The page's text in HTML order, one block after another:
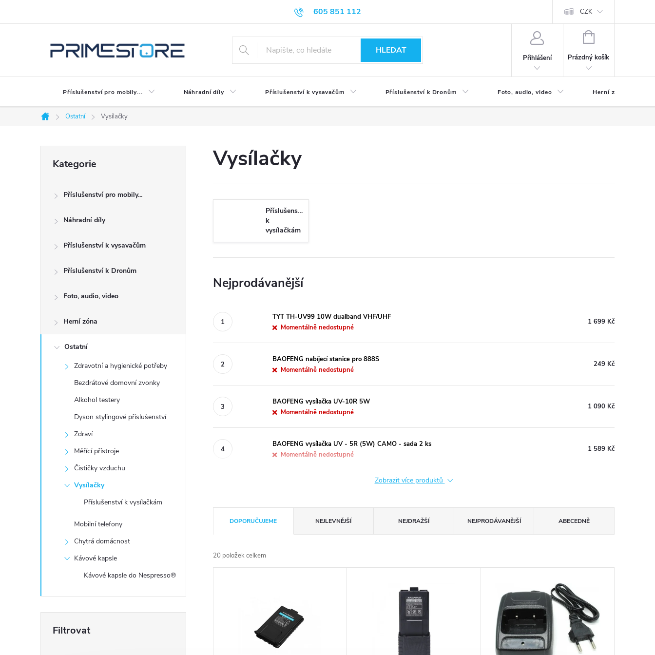
605 851 112 CZK
HLEDAT
Přihlášení
NÁKUPNÍ
Prázdný košík
Příslušenství pro mobily... Náhradní díly Příslušenství k vysavačům Příslušenství k Dronům Foto, audio, video Herní zóna
Domů
Ostatní Vysílačky
n
kategorie
Kategorie
Příslušenství pro mobily...
Náhradní díly
Příslušenství k vysavačům
Příslušenství k Dronům
Foto, audio, video
Herní zóna
Ostatní
Zdravotní a hygienické potřeby
Bezdrátové domovní zvonky
Alkohol testery
Dyson stylingové příslušenství
Zdraví
Měřící přístroje
Čističky vzduchu
Vysílačky
Příslušenství k vysílačkám
Mobilní telefony
Chytrá domácnost
Kávové kapsle
Kávové kapsle do Nespresso®
Vysílačky
Příslušenství
k
vysílačkám
Nejprodávanější
TYT TH-UV99 10W dualband VHF/UHF
Momentálně nedostupné
1 699 Kč
BAOFENG nabíjecí stanice pro 888S
Momentálně nedostupné
249 Kč
BAOFENG vysílačka UV-10R 5W
Momentálně nedostupné
1 090 Kč
BAOFENG vysílačka UV - 5R (5W) CAMO - sada 2 ks
Momentálně nedostupné
1 589 Kč
Zobrazit více produktů
a
z
DOPORUČUJEME NEJLEVNĚJŠÍ NEJDRAŽŠÍ NEJPRODÁVANĚJŠÍ ABECEDNĚ
20 položek celkem